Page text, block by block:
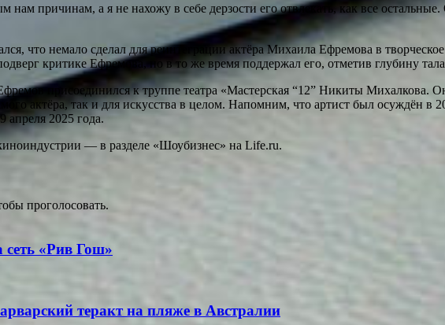
нам причинам, а я не нахожу в себе дерзости его отвлекать, как все
что немало сделал для реинтеграции актёра Михаила Ефремова в
критике Ефремова, но в то же время поддержал его, отметив глубину
присоединился к труппе театра «Мастерская “12” Никиты Михалкова.
актёра, так и для искусства в целом. Напомним, что артист был осуждён
апреля 2025 года.
— в разделе «Шоубизнес» на Life.ru.
проголосовать.
«Рив Гош»
теракт на пляже в Австралии